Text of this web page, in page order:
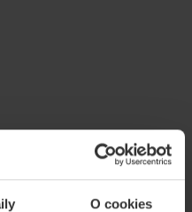
O cookies